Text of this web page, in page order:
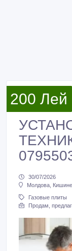
200 Лей
30/07/2026
Молдова,
Газовые плиты
Продам,